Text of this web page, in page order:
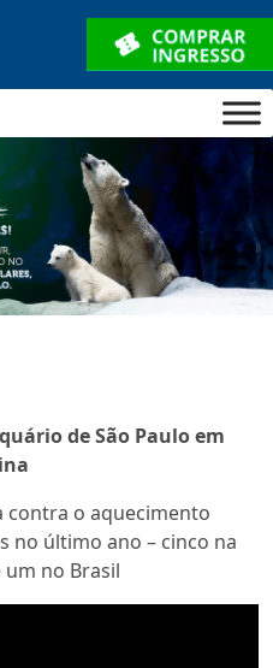
de São Paulo em
contra o aquecimento
no último ano – cinco na
um no Brasil